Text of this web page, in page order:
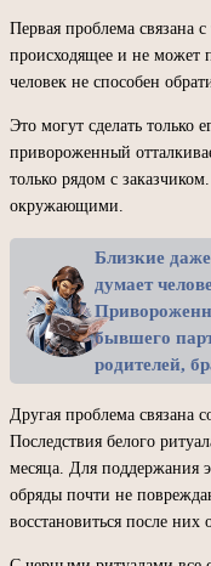
Первая проблема связана
происходящее и не может
человек не способен
Это могут сделать только
привороженный
только рядом с
окружающими.
Близкие
думает
бывшего
родителей,
Другая проблема связана
Последствия белого
месяца. Для поддержания
обряды почти не
восстановиться после них